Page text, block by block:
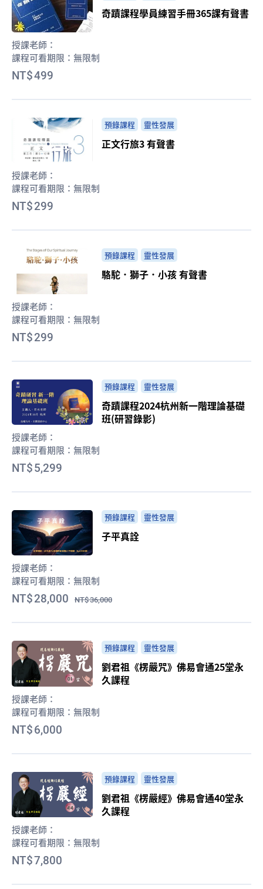
奇蹟課程學員練習手冊365課有聲書
授課老師：
課程可看期限： 無限制
499
預錄課程 靈性發展
正文行旅3 有聲書
授課老師：
課程可看期限： 無限制
299
預錄課程 靈性發展
駱駝．獅子．小孩 有聲書
授課老師：
課程可看期限： 無限制
299
預錄課程 靈性發展
奇蹟課程2024杭州新一階理論基礎
班(研習錄影)
授課老師：
課程可看期限： 無限制
5,299
預錄課程 靈性發展
子平真詮
授課老師：
課程可看期限： 無限制
28,000 36,000
預錄課程 靈性發展
劉君祖《楞嚴咒》佛易會通25堂永
久課程
授課老師：
課程可看期限： 無限制
6,000
預錄課程 靈性發展
劉君祖《楞嚴經》佛易會通40堂永
久課程
授課老師：
課程可看期限： 無限制
7,800